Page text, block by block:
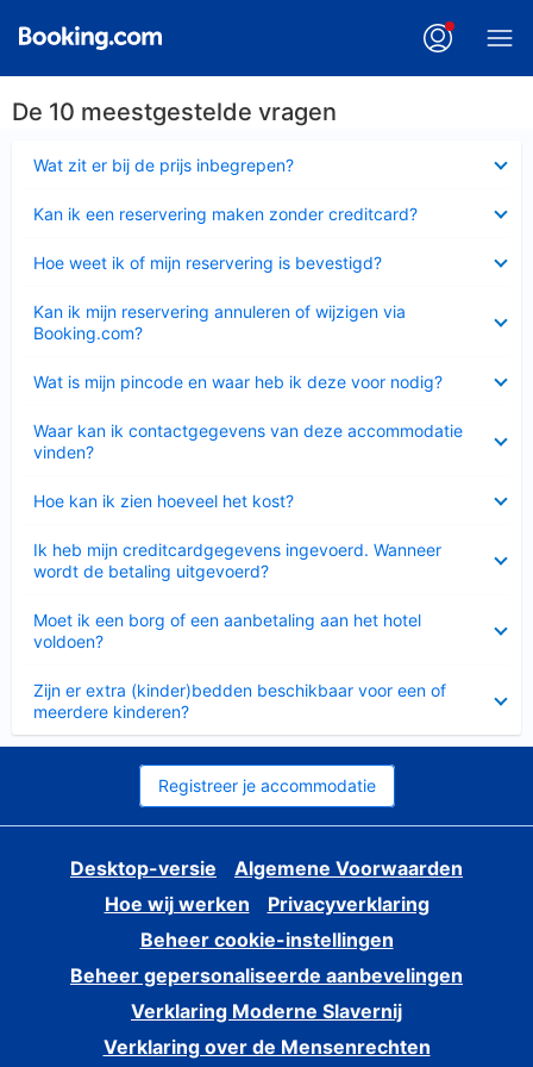
De 10 meestgestelde vragen
Wat zit er bij de prijs inbegrepen?
Kan ik een reservering maken zonder creditcard?
Hoe weet ik of mijn reservering is bevestigd?
Kan ik mijn reservering annuleren of wijzigen via
Booking.com?
Wat is mijn pincode en waar heb ik deze voor nodig?
Waar kan ik contactgegevens van deze accommodatie
vinden?
Hoe kan ik zien hoeveel het kost?
Ik heb mijn creditcardgegevens ingevoerd. Wanneer
wordt de betaling uitgevoerd?
Moet ik een borg of een aanbetaling aan het hotel
voldoen?
Zijn er extra (kinder)bedden beschikbaar voor een of
meerdere kinderen?
Registreer je accommodatie
Desktop-versie
Algemene Voorwaarden
Hoe wij werken
Privacyverklaring
Beheer cookie-instellingen
Beheer gepersonaliseerde aanbevelingen
Verklaring Moderne Slavernij
Verklaring over de Mensenrechten